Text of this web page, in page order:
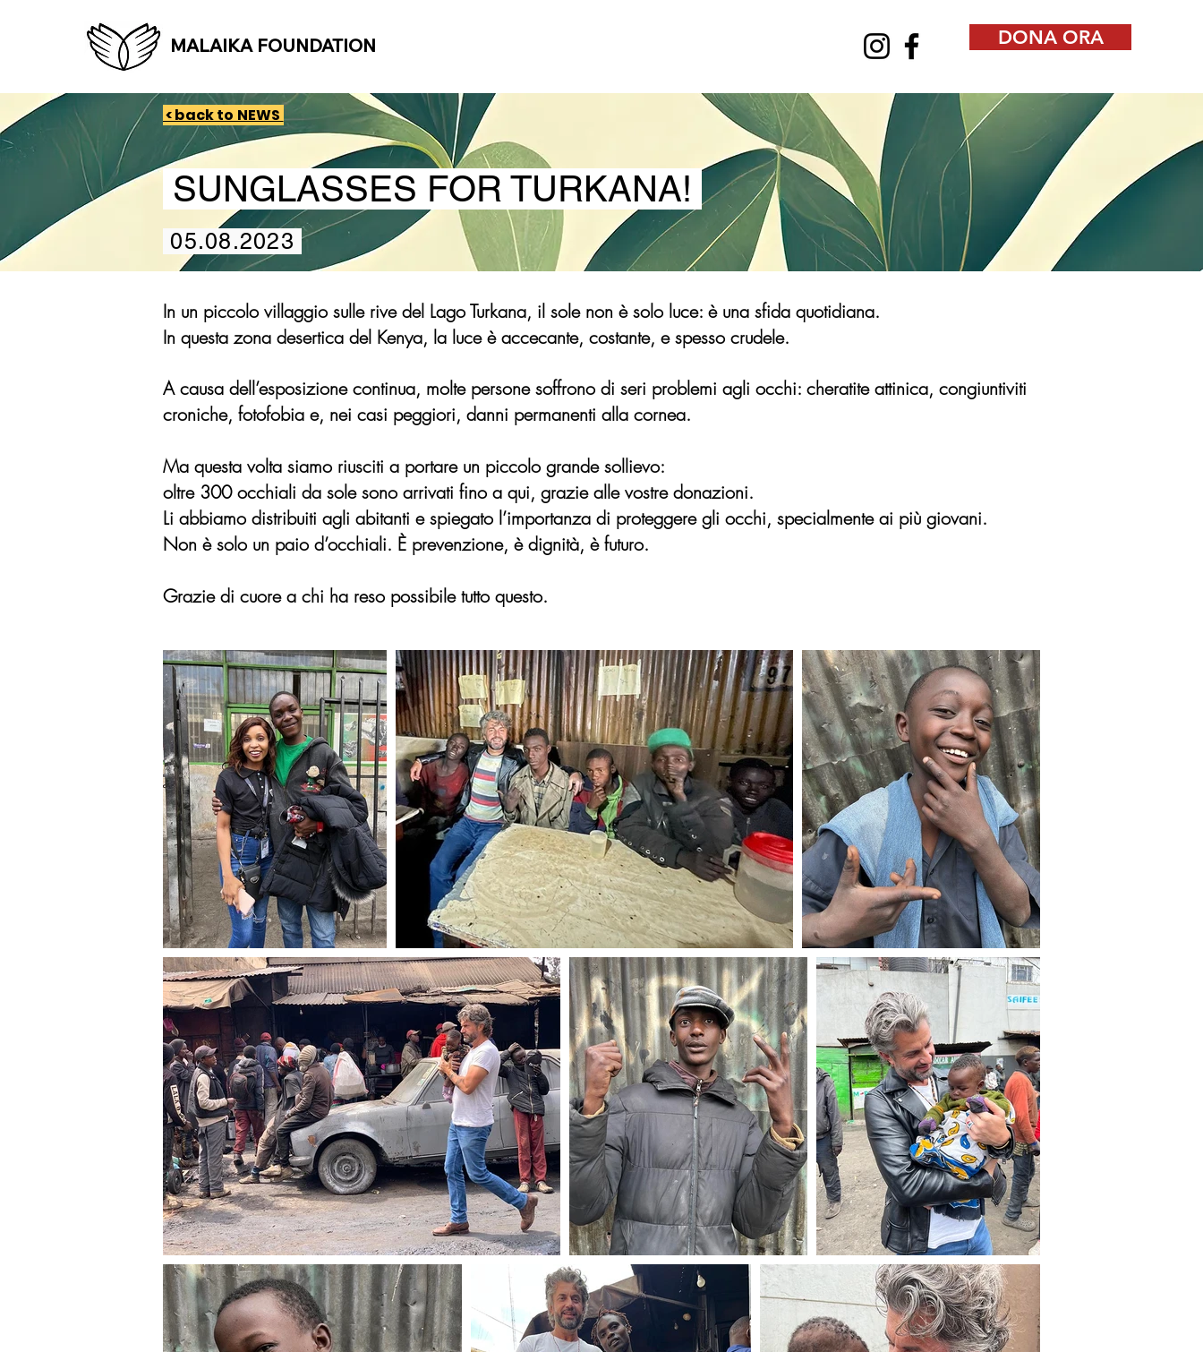
MALAIKA FOUNDATION DONA ORA
< back to NEWS
SUNGLASSES FOR TURKANA!
05.08.2023
In un piccolo villaggio sulle rive del Lago Turkana, il sole non è solo luce: è una sfida quotidiana.
In questa zona desertica del Kenya, la luce è accecante, costante, e spesso crudele.
A causa dell’esposizione continua, molte persone soffrono di seri problemi agli occhi: cheratite attinica, congiuntiviti
croniche, fotofobia e, nei casi peggiori, danni permanenti alla cornea.
Ma questa volta siamo riusciti a portare un piccolo grande sollievo:
oltre 300 occhiali da sole sono arrivati fino a qui, grazie alle vostre donazioni.
Li abbiamo distribuiti agli abitanti e spiegato l’importanza di proteggere gli occhi, specialmente ai più giovani.
Non è solo un paio d’occhiali. È prevenzione, è dignità, è futuro.
Grazie di cuore a chi ha reso possibile tutto questo.